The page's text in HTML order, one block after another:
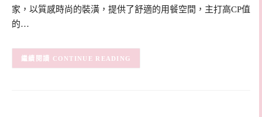
家，以質感時尚的裝潢，提供了舒適的用餐空間，主打高CP值
的…
CONTINUE READING